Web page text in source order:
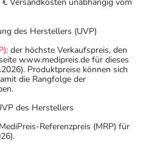
des Herstellers (UVP)
: der höchste Verkaufspreis, den
www.medipreis.de für dieses
Produktpreise können sich
die Rangfolge der
des Herstellers
Referenzpreis (MRP) für